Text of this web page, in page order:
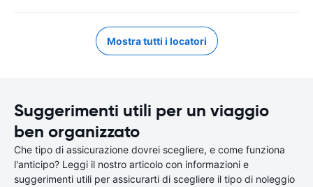
Mostra tutti i locatori
Suggerimenti utili per un viaggio
ben organizzato
Che tipo di assicurazione dovrei scegliere, e come funziona
l'anticipo? Leggi il nostro articolo con informazioni e
suggerimenti utili per assicurarti di scegliere il tipo di noleggio